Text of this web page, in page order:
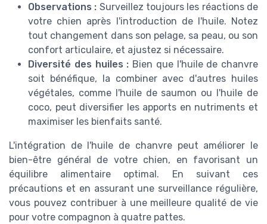
Observations : Surveillez toujours les réactions de
votre chien après l'introduction de l'huile. Notez
tout changement dans son pelage, sa peau, ou son
confort articulaire, et ajustez si nécessaire.
Diversité des huiles : Bien que l'huile de chanvre
soit bénéfique, la combiner avec d'autres huiles
végétales, comme l'huile de saumon ou l'huile de
coco, peut diversifier les apports en nutriments et
maximiser les bienfaits santé.
L'intégration de l'huile de chanvre peut améliorer le
bien-être général de votre chien, en favorisant un
équilibre alimentaire optimal. En suivant ces
précautions et en assurant une surveillance régulière,
vous pouvez contribuer à une meilleure qualité de vie
pour votre compagnon à quatre pattes.